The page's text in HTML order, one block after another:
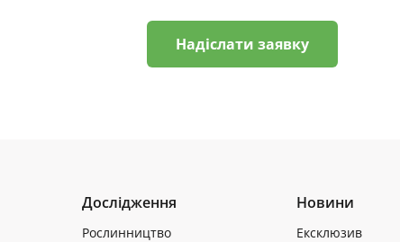
Надіслати заявку
Дослідження
Рослинництво
Новини
Ексклюзив